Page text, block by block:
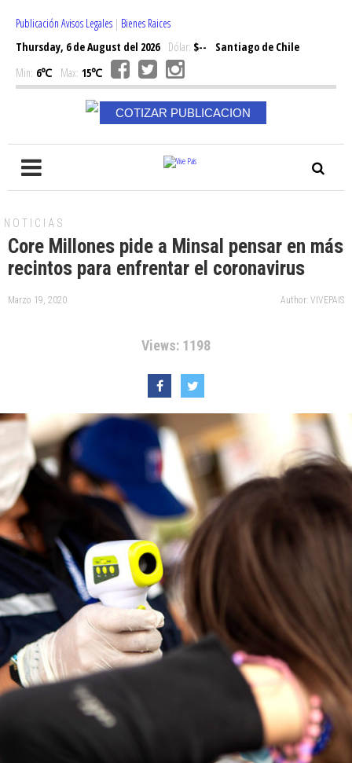
Publicación Avisos Legales | Bienes Raices
Thursday, 6 de August del 2026Dólar: $--
Santiago de Chile
Min: 6℃ Max: 15℃
COTIZAR PUBLICACION
NOTICIAS
Core Millones pide a Minsal pensar en más
recintos para enfrentar el coronavirus
Marzo 19, 2020 Author: VIVEPAIS
Views: 1198